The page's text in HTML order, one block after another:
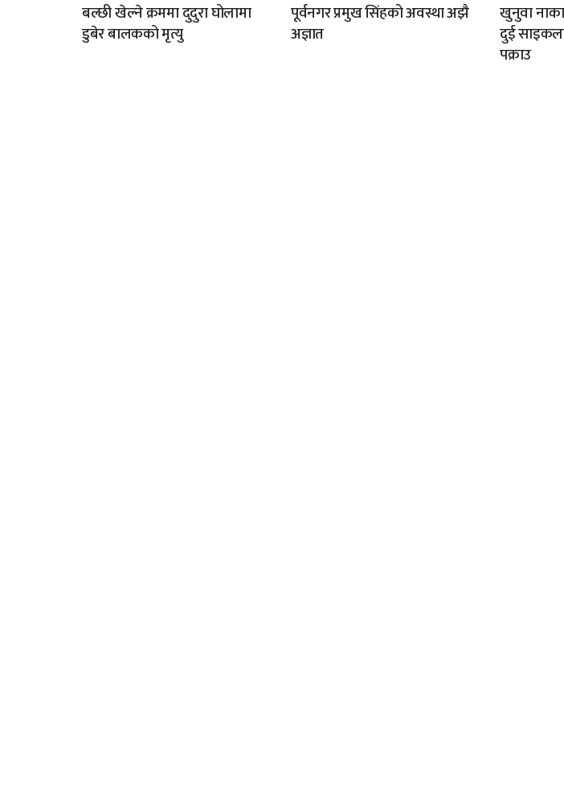
बल्छी खेल्ने क्रममा दुदुरा घोलामा
डुबेर बालकको मृत्यु
पूर्वनगर प्रमुख सिंहको अवस्था अझै
अज्ञात
खुनुवा
दुई
पक्राउ